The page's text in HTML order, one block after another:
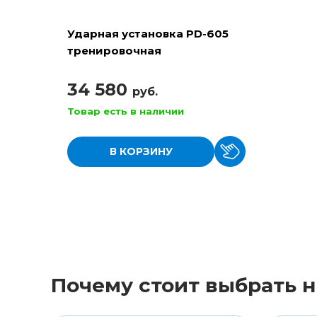
Ударная установка PD-605
тренировочная
34 580 руб.
Товар есть в наличии
В КОРЗИНУ
Почему стоит выбрать